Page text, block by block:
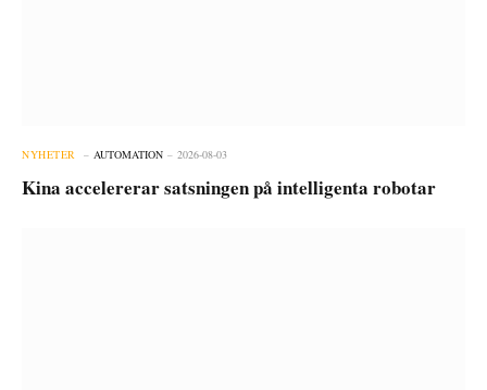
NYHETER AUTOMATION 2026-08-03
Kina accelererar satsningen på intelligenta robotar